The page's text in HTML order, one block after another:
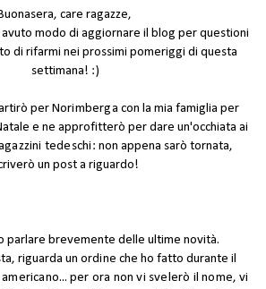
care ragazze,
modo di aggiornare il blog per questioni
di rifarmi nei prossimi pomeriggi di questa
settimana! :)
per Norimbergacon la mia famiglia per
e ne approfitterò per dare un'occhiata ai
tedeschi : non appena sarò tornata,
un post a riguardo!
parlare brevemente delle ultime novità.
riguarda un ordineche ho fatto durante il
...per ora non vi svelerò il nome, vi